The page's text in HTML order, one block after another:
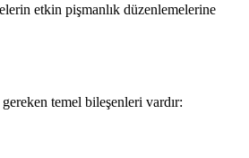
etkin pişmanlık düzenlemelerine
temel bileşenleri vardır: